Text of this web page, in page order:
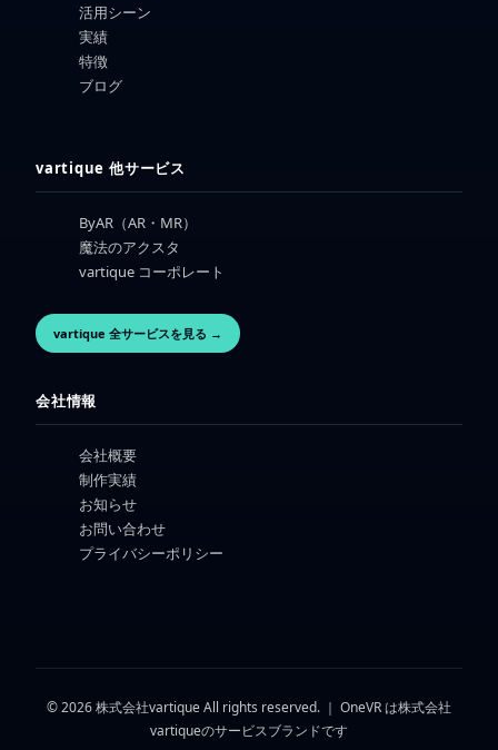
活用シーン
実績
特徴
ブログ
vartique 他サービス
ByAR（AR・MR）
魔法のアクスタ
vartique コーポレート
vartique 全サービスを見る →
会社情報
会社概要
制作実績
お知らせ
お問い合わせ
プライバシーポリシー
© 2026 株式会社vartique All rights reserved. ｜ OneVR は株式会社
vartiqueのサービスブランドです